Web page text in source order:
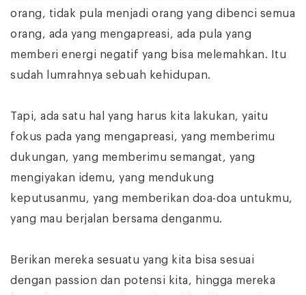
orang, tidak pula menjadi orang yang dibenci semua
orang, ada yang mengapreasi, ada pula yang
memberi energi negatif yang bisa melemahkan. Itu
sudah lumrahnya sebuah kehidupan.
Tapi, ada satu hal yang harus kita lakukan, yaitu
fokus pada yang mengapreasi, yang memberimu
dukungan, yang memberimu semangat, yang
mengiyakan idemu, yang mendukung
keputusanmu, yang memberikan doa-doa untukmu,
yang mau berjalan bersama denganmu.
Berikan mereka sesuatu yang kita bisa sesuai
dengan passion dan potensi kita, hingga mereka